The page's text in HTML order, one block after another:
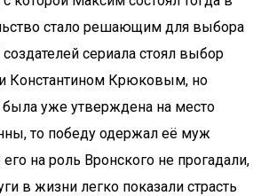
стало решающим для выбора
создателей сериала стоял выбор
Крюковым, но
была уже утверждена на место
то победу одержал её муж
на роль Вронского не прогадали,
в жизни легко показали страсть